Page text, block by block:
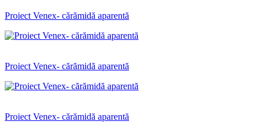
Proiect Venex- cărămidă aparentă
Proiect Venex- cărămidă aparentă
Proiect Venex- cărămidă aparentă